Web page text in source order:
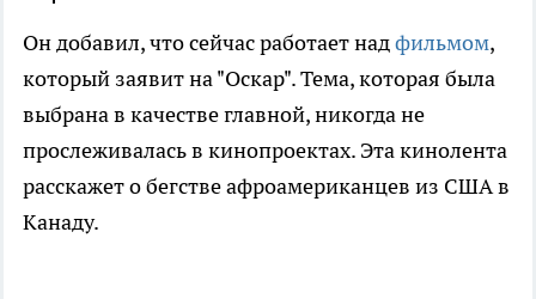
Он добавил, что сейчас работает надфильмом,
который заявит на "Оскар". Тема, которая была
выбрана в качестве главной, никогда не
прослеживалась в кинопроектах. Эта кинолента
расскажет о бегстве афроамериканцев из США в
Канаду.